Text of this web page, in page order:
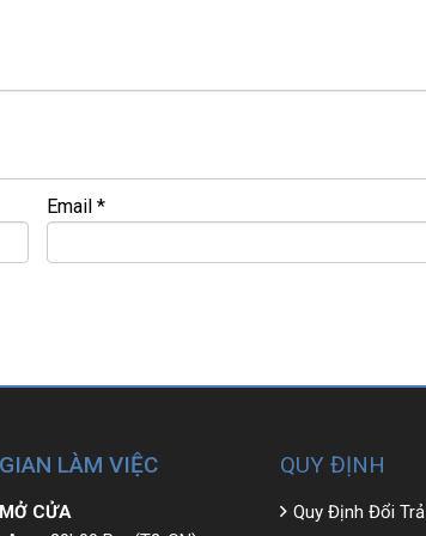
GIÁ RẺ.
Email *
LÀM VIỆC
CỬA
QUY ĐỊNH
Quy Định Đổi Trả